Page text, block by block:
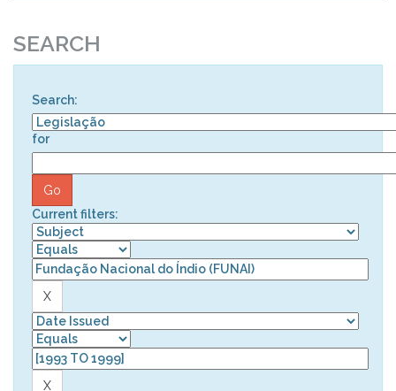
SEARCH
Search:
for
Current filters: